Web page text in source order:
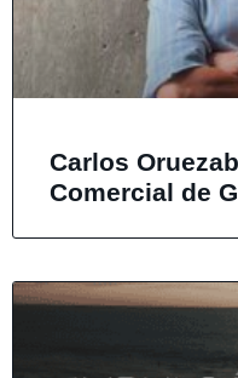
Carlos
Comercial de